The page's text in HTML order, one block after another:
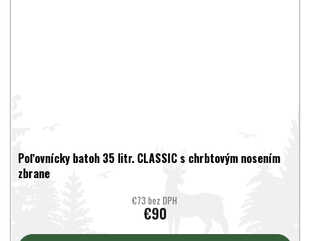
Poľovnícky batoh 35 litr. CLASSIC s chrbtovým nosením
zbrane
€73 bez DPH
€90